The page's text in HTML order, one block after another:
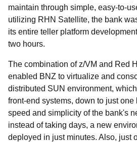
maintain through simple, easy-to-
utilizing RHN Satellite, the bank
its entire teller platform
two hours.
The combination of z/VM and Red
enabled BNZ to virtualize and
distributed SUN environment,
front-end systems, down to just one
speed and simplicity of the bank's
instead of taking days, a new
deployed in just minutes. Also, just